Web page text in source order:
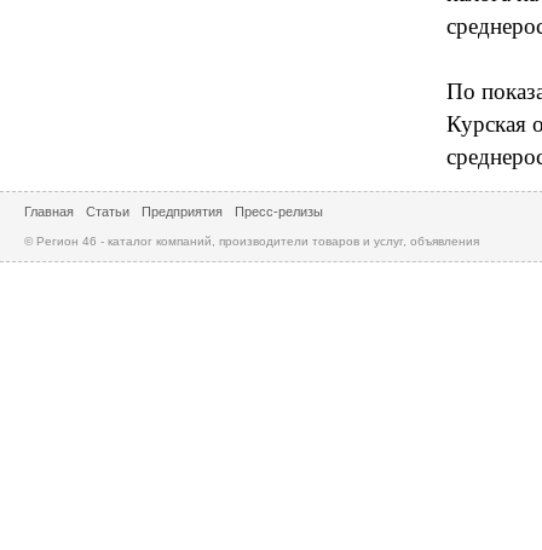
По
Курская
Главная Статьи Предприятия Пресс-релизы
© Регион 46 - каталог компаний, производители товаров и услуг, объявления